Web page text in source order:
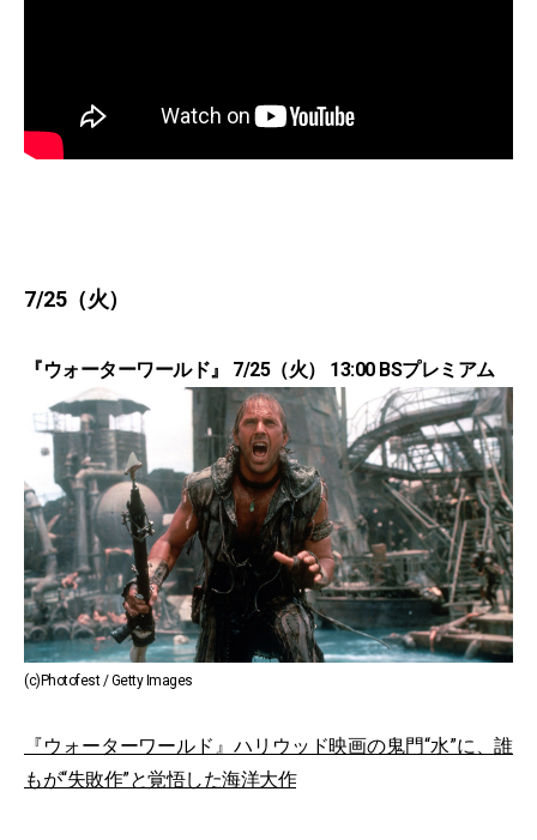
7/25（火）
『ウォーターワールド』 7/25（火） 13:00 BSプレミアム
(c)Photofest / Getty Images
『ウォーターワールド』ハリウッド映画の鬼門“水”に、誰
もが“失敗作”と覚悟した海洋大作